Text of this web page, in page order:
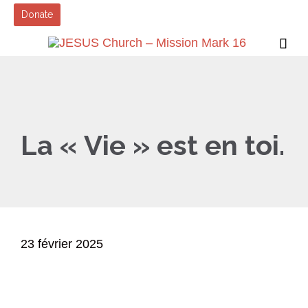
Donate

La « Vie » est en toi.
23 février 2025